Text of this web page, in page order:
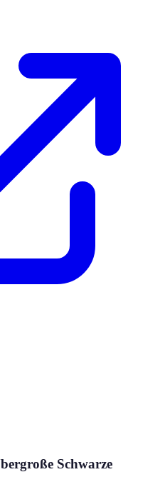
Schwarze